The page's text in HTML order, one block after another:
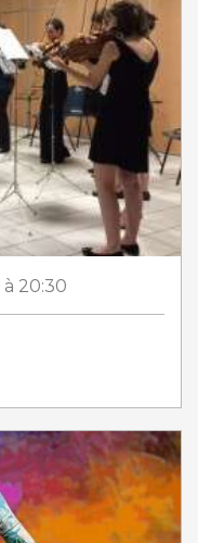
à 20:30